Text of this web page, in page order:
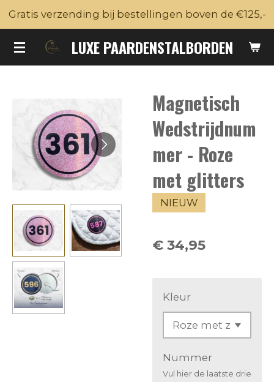
Ga
direct
naar
de
LUXE PAARDENSTALBORDEN
Gratis verzending bij bestellingen boven de €125,-
Magnetisch
Wedstrijdnum
mer - Roze
met glitters
NIEUW
€ 34,95
Kleur
Nummer
Vul hier de laatste drie